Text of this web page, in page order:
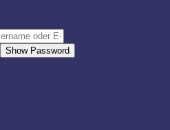
Show Password